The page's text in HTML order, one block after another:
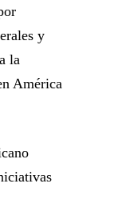
y
la
América